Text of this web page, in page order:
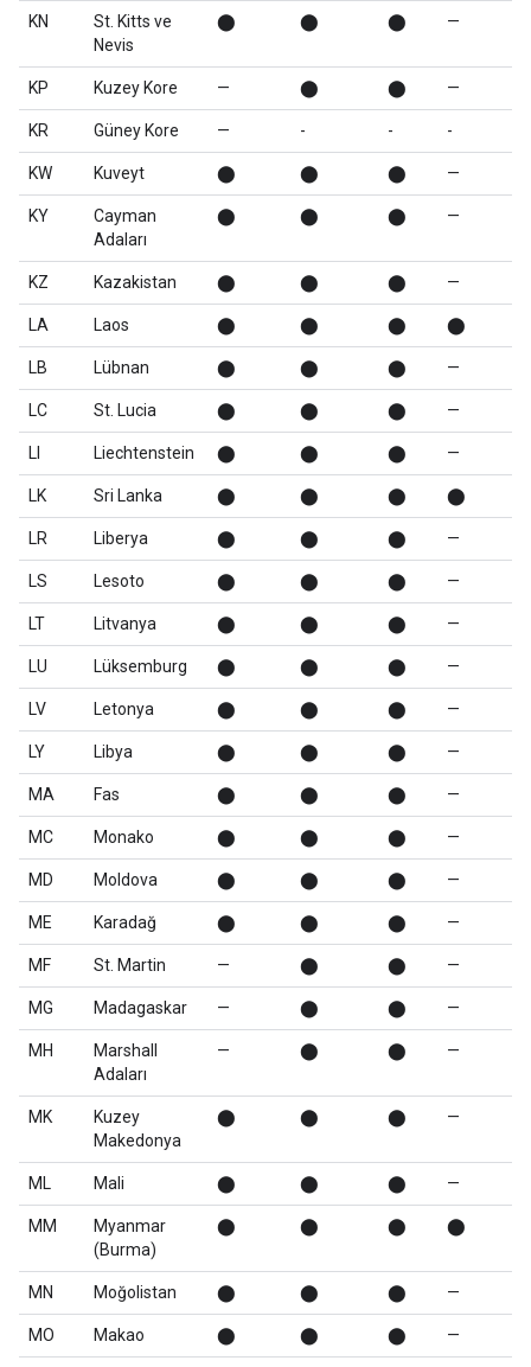
KN
St. Kitts ve
Nevis
⬤ ⬤ ⬤ —
KP Kuzey Kore — ⬤ ⬤ —
KR Güney Kore — - - -
KW Kuveyt ⬤ ⬤ ⬤ —
KY
Cayman
Adaları
⬤ ⬤ ⬤ —
KZ Kazakistan ⬤ ⬤ ⬤ —
LA Laos ⬤ ⬤ ⬤ ⬤
LB Lübnan ⬤ ⬤ ⬤ —
LC St. Lucia ⬤ ⬤ ⬤ —
LI Liechtenstein ⬤ ⬤ ⬤ —
LK Sri Lanka ⬤ ⬤ ⬤ ⬤
LR Liberya ⬤ ⬤ ⬤ —
LS Lesoto ⬤ ⬤ ⬤ —
LT Litvanya ⬤ ⬤ ⬤ —
LU Lüksemburg ⬤ ⬤ ⬤ —
LV Letonya ⬤ ⬤ ⬤ —
LY Libya ⬤ ⬤ ⬤ —
MA Fas ⬤ ⬤ ⬤ —
MC Monako ⬤ ⬤ ⬤ —
MD Moldova ⬤ ⬤ ⬤ —
ME Karadağ ⬤ ⬤ ⬤ —
MF St. Martin — ⬤ ⬤ —
MG Madagaskar — ⬤ ⬤ —
MH
Marshall
Adaları
— ⬤ ⬤ —
MK
Kuzey
Makedonya
⬤ ⬤ ⬤ —
ML Mali ⬤ ⬤ ⬤ —
MM
Myanmar
(Burma)
⬤ ⬤ ⬤ ⬤
MN Moğolistan ⬤ ⬤ ⬤ —
MO Makao ⬤ ⬤ ⬤ —